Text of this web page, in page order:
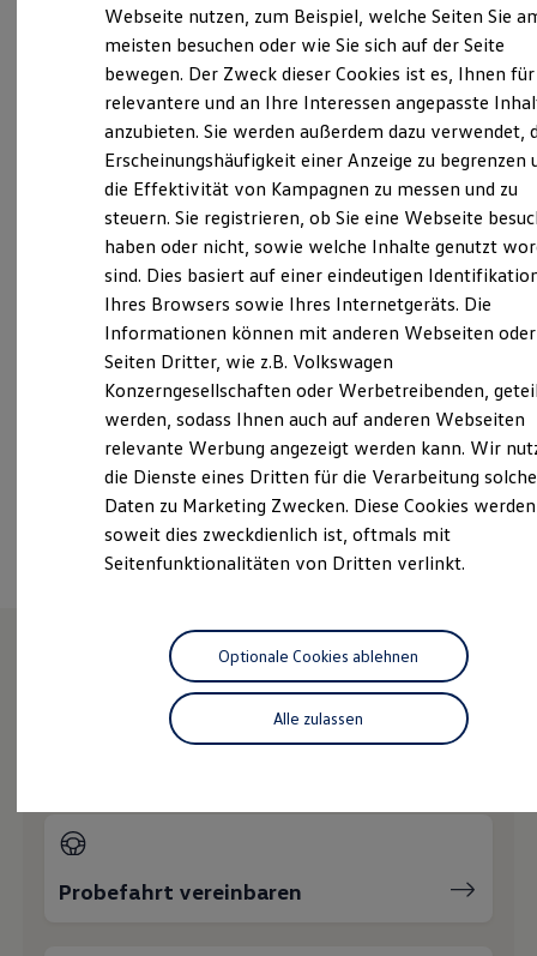
Laden
Laden unterwegs
Laden Zuhause
Ladestationen finden
Ladezeitensimulator
Batterie
Sicherheit
Garantie und Lebensdauer
Nachhaltigkeit
Technologie
Kosten und Kauf
Verbrauchskosten
Kaufoptionen
E-Auto-Förderung
Software und Konnektivität
ID. Software Versionen und Updates
Digitale Extras
Schnittstellen zu Ihrem ID.
Hybridautos
Marke und Erlebnis
Volkswagen R und R Experience
R-Modelle
Driving Experience
Volkswagen entdecken
Lifestyle Shop
T-Roc Kollektion
Golf Kollektion
ID. Kollektion
Volkswagen Kollektion
R-Kollektion
Besitzer und Service
Software Updates
Verantwortlich für die Inhalte auf dieser Seite ist die Autohaus
Impressum & Rechtliches
Raiffeisenstraße 20, 40764 Langenfeld
mail@autohaus-schnitzler.de
+49 2173 85060
Montag-Freitag 07:00 -18:00 Uhr
Samstag
09:00 - 14:00
Uhr
Sonntag
Geschlossen
Ansprechpartner
Wie können wir
Ihnen weiterhelfen?
Probefahrt vereinbaren
Webseite nutzen, zum Beispiel, welche Seiten Sie
meisten besuchen oder wie Sie sich auf der Seite
bewegen. Der Zweck dieser Cookies ist es, Ihnen für
relevantere und an Ihre Interessen angepasste
anzubieten. Sie werden außerdem dazu verwendet,
Erscheinungshäufigkeit einer Anzeige zu begrenzen
die Effektivität von Kampagnen zu messen und zu
steuern. Sie registrieren, ob Sie eine Webseite
haben oder nicht, sowie welche Inhalte genutzt
sind. Dies basiert auf einer eindeutigen
Ihres Browsers sowie Ihres Internetgeräts. Die
Informationen können mit anderen Webseiten oder
Seiten Dritter, wie z.B. Volkswagen
Konzerngesellschaften oder Werbetreibenden,
werden, sodass Ihnen auch auf anderen Webseiten
relevante Werbung angezeigt werden kann. Wir
die Dienste eines Dritten für die Verarbeitung
Daten zu Marketing Zwecken. Diese Cookies
soweit dies zweckdienlich ist, oftmals mit
Seitenfunktionalitäten von Dritten verlinkt.
Alle zulassen
Optionale Cookies ablehnen